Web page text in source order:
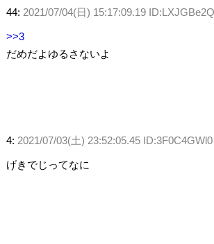
44: 2021/07/04(日) 15:17:09.19
>>3
だめだよゆるさないよ
4: 2021/07/03(土) 23:52:05.45 ID:3F0C4GWl0
げきでじってなに